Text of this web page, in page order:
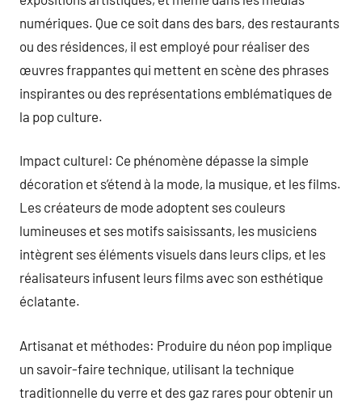
numériques. Que ce soit dans des bars, des restaurants
ou des résidences, il est employé pour réaliser des
œuvres frappantes qui mettent en scène des phrases
inspirantes ou des représentations emblématiques de
la pop culture.
Impact culturel: Ce phénomène dépasse la simple
décoration et s’étend à la mode, la musique, et les films.
Les créateurs de mode adoptent ses couleurs
lumineuses et ses motifs saisissants, les musiciens
intègrent ses éléments visuels dans leurs clips, et les
réalisateurs infusent leurs films avec son esthétique
éclatante.
Artisanat et méthodes: Produire du néon pop implique
un savoir-faire technique, utilisant la technique
traditionnelle du verre et des gaz rares pour obtenir un